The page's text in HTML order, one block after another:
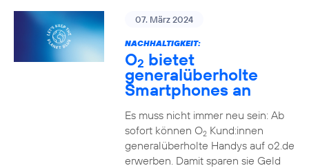
07. März 2024
NACHHALTIGKEIT:
O2 bietet
generalüberholte
Smartphones an
Es muss nicht immer neu sein: Ab
sofort können O2Kund:innen
generalüberholte Handys auf o2.de
erwerben. Damit sparen sie Geld